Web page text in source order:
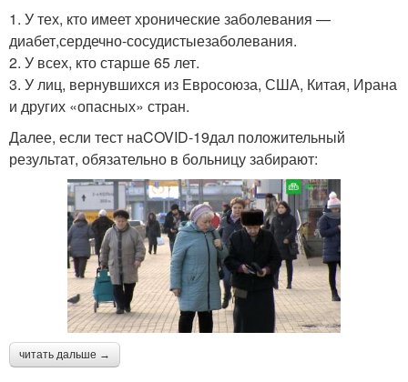
1. У тех, кто имеет хронические заболевания —
диабет,сердечно-сосудистыезаболевания.
2. У всех, кто старше 65 лет.
3. У лиц, вернувшихся из Евросоюза, США, Китая, Ирана
и других «опасных» стран.
Далее, если тест наCOVID-19дал положительный
результат, обязательно в больницу забирают:
читать дальше →